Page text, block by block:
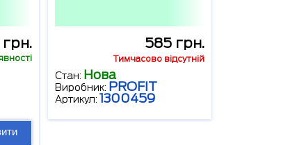
585 грн.
Тимчасово відсутній
Стан: Нова
Виробник: PROFIT
Артикул: 1300459